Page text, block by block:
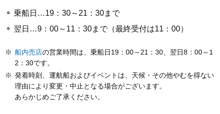
乗船日…19：30～21：30まで
翌日…9：00～11：30まで（最終受付は11：00）
※ 船内売店の営業時間は、乗船日19：00～21：30、翌日8：00～1
2：30です。
※ 発着時刻、運航船およびイベントは、天候・その他やむを得ない
理由により変更・中止となる場合がございます。
あらかじめご了承ください。